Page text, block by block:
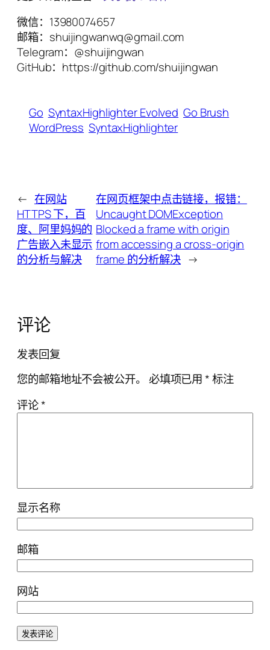
微信：13980074657
邮箱：shuijingwanwq@gmail.com
Telegram：@shuijingwan
GitHub：https://github.com/shuijingwan
Go SyntaxHighlighter Evolved Go Brush
WordPress SyntaxHighlighter
← 在网站
HTTPS 下，百
度、阿里妈妈的
广告嵌入未显示
的分析与解决
在网页框架中点击链接，报错：
Uncaught DOMException
Blocked a frame with origin
from accessing a cross-origin
frame 的分析解决 →
评论
发表回复
您的邮箱地址不会被公开。 必填项已用*标注
评论*
显示名称
邮箱
网站